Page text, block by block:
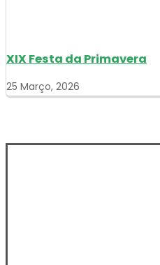
XIX Festa da Primavera
25 Março, 2026